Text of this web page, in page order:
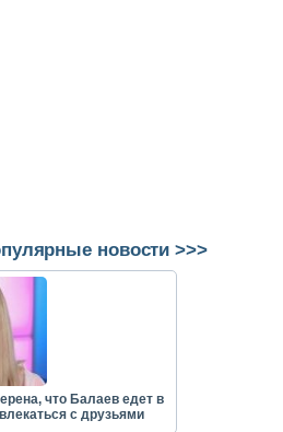
новости >>>
что Балаев едет в
с друзьями